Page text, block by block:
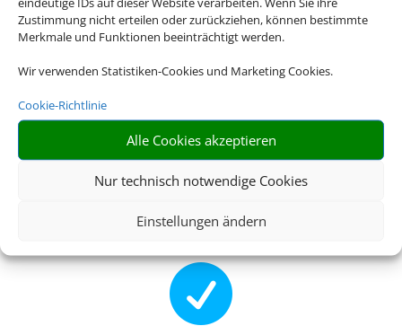
Zustimmung nicht erteilen oder zurückziehen, können bestimmte
Merkmale und Funktionen beeinträchtigt werden.
Wir verwenden Statistiken-Cookies und Marketing Cookies.
Cookie-Richtlinie
Alle Cookies akzeptieren
Nur technisch notwendige Cookies
Einstellungen ändern
Inkl. Vollkaskoschutz, Erstattung der Selbstbeteiligung,
freie Kilometer uvm

FAIRE TANKREGELUNG
Übernahme“
